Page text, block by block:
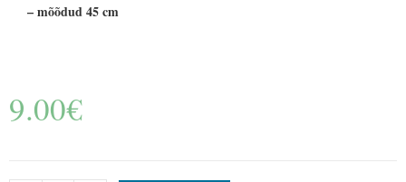
– mõõdud 45 cm
9.00€